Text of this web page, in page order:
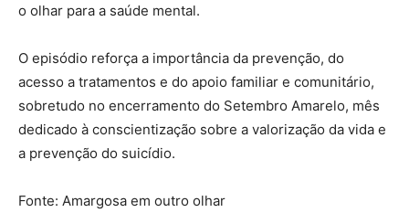
o olhar para a saúde mental.
O episódio reforça a importância da prevenção, do
acesso a tratamentos e do apoio familiar e comunitário,
sobretudo no encerramento do Setembro Amarelo, mês
dedicado à conscientização sobre a valorização da vida e
a prevenção do suicídio.
Fonte: Amargosa em outro olhar